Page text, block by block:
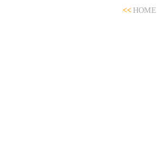
<< HOME